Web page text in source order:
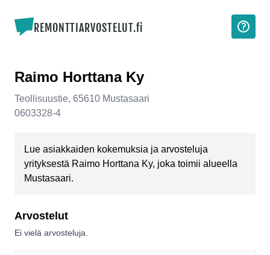
REMONTTIARVOSTELUT.fi
Raimo Horttana Ky
Teollisuustie, 65610 Mustasaari
0603328-4
Lue asiakkaiden kokemuksia ja arvosteluja
yrityksestä Raimo Horttana Ky, joka toimii alueella
Mustasaari.
Arvostelut
Ei vielä arvosteluja.